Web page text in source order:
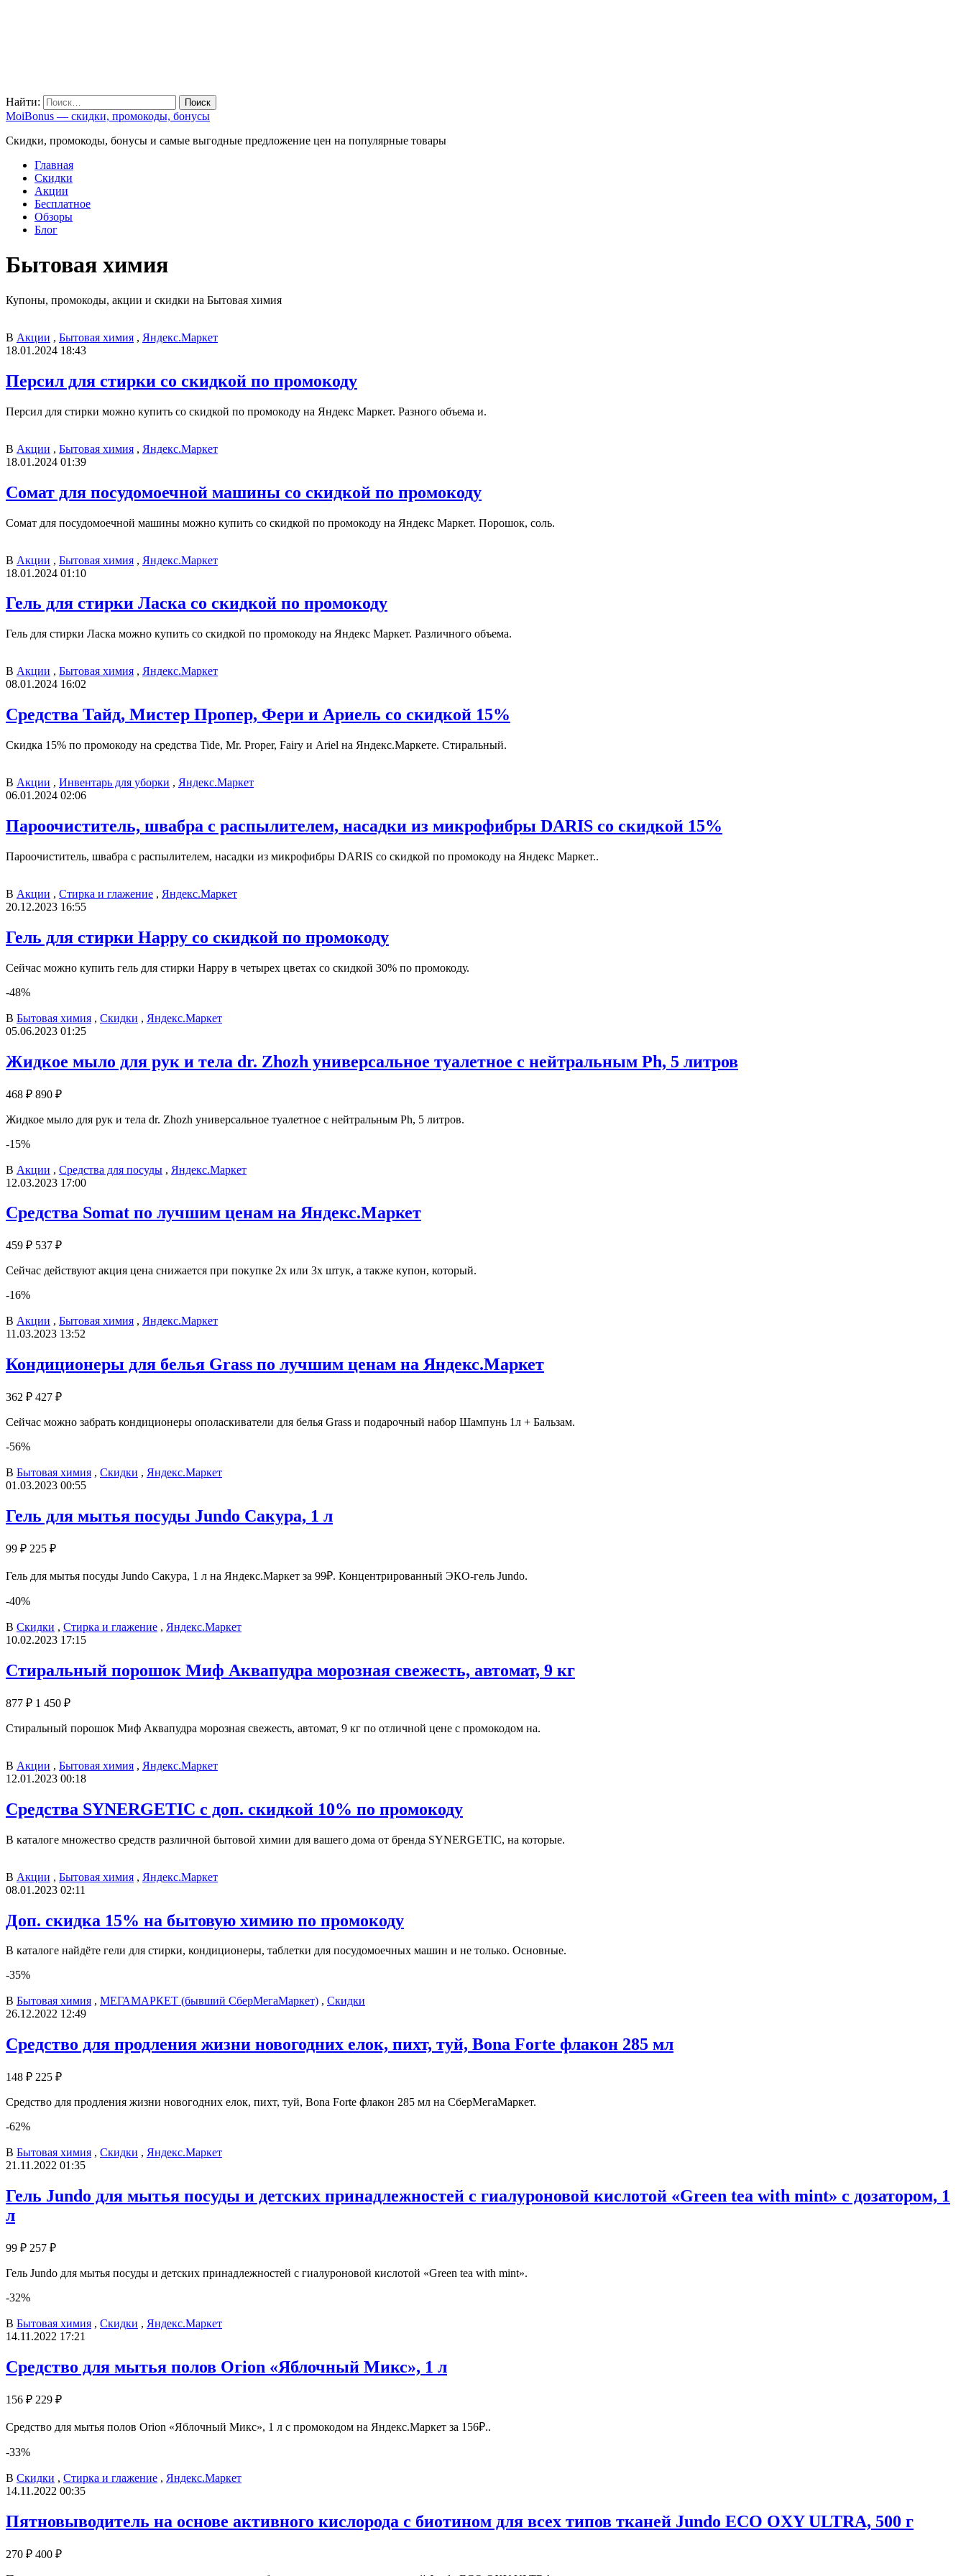
Найти:
MoiBonus — скидки, промокоды, бонусы
Скидки, промокоды, бонусы и самые выгодные предложение цен на популярные товары
Главная
Скидки
Акции
Бесплатное
Обзоры
Блог
Бытовая химия
Купоны, промокоды, акции и скидки на Бытовая химия
В Акции , Бытовая химия , Яндекс.Маркет
18.01.2024 18:43
Персил для стирки со скидкой по промокоду
Персил для стирки можно купить со скидкой по промокоду на Яндекс Маркет. Разного объема и.
В Акции , Бытовая химия , Яндекс.Маркет
18.01.2024 01:39
Сомат для посудомоечной машины со скидкой по промокоду
Сомат для посудомоечной машины можно купить со скидкой по промокоду на Яндекс Маркет. Порошок, соль.
В Акции , Бытовая химия , Яндекс.Маркет
18.01.2024 01:10
Гель для стирки Ласка со скидкой по промокоду
Гель для стирки Ласка можно купить со скидкой по промокоду на Яндекс Маркет. Различного объема.
В Акции , Бытовая химия , Яндекс.Маркет
08.01.2024 16:02
Средства Тайд, Мистер Пропер, Фери и Ариель со скидкой 15%
Скидка 15% по промокоду на средства Tide, Mr. Proper, Fairy и Ariel на Яндекс.Маркете. Стиральный.
В Акции , Инвентарь для уборки , Яндекс.Маркет
06.01.2024 02:06
Пароочиститель, швабра с распылителем, насадки из микрофибры DARIS со скидкой 15%
Пароочиститель, швабра с распылителем, насадки из микрофибры DARIS со скидкой по промокоду на Яндекс Маркет..
В Акции , Стирка и глажение , Яндекс.Маркет
20.12.2023 16:55
Гель для стирки Happy со скидкой по промокоду
Сейчас можно купить гель для стирки Happy в четырех цветах со скидкой 30% по промокоду.
-48%
В Бытовая химия , Скидки , Яндекс.Маркет
05.06.2023 01:25
Жидкое мыло для рук и тела dr. Zhozh универсальное туалетное с нейтральным Ph, 5 литров
468 ₽ 890 ₽
Жидкое мыло для рук и тела dr. Zhozh универсальное туалетное с нейтральным Ph, 5 литров.
-15%
В Акции , Средства для посуды , Яндекс.Маркет
12.03.2023 17:00
Средства Somat по лучшим ценам на Яндекс.Маркет
459 ₽ 537 ₽
Сейчас действуют акция цена снижается при покупке 2х или 3х штук, а также купон, который.
-16%
В Акции , Бытовая химия , Яндекс.Маркет
11.03.2023 13:52
Кондиционеры для белья Grass по лучшим ценам на Яндекс.Маркет
362 ₽ 427 ₽
Сейчас можно забрать кондиционеры ополаскиватели для белья Grass и подарочный набор Шампунь 1л + Бальзам.
-56%
В Бытовая химия , Скидки , Яндекс.Маркет
01.03.2023 00:55
Гель для мытья посуды Jundo Сакура, 1 л
99 ₽ 225 ₽
Гель для мытья посуды Jundo Сакура, 1 л на Яндекс.Маркет за 99₽. Концентрированный ЭКО-гель Jundo.
-40%
В Скидки , Стирка и глажение , Яндекс.Маркет
10.02.2023 17:15
Стиральный порошок Миф Аквапудра морозная свежесть, автомат, 9 кг
877 ₽ 1 450 ₽
Стиральный порошок Миф Аквапудра морозная свежесть, автомат, 9 кг по отличной цене с промокодом на.
В Акции , Бытовая химия , Яндекс.Маркет
12.01.2023 00:18
Средства SYNERGETIC с доп. скидкой 10% по промокоду
В каталоге множество средств различной бытовой химии для вашего дома от бренда SYNERGETIC, на которые.
В Акции , Бытовая химия , Яндекс.Маркет
08.01.2023 02:11
Доп. скидка 15% на бытовую химию по промокоду
В каталоге найдёте гели для стирки, кондиционеры, таблетки для посудомоечных машин и не только. Основные.
-35%
В Бытовая химия , МЕГАМАРКЕТ (бывший СберМегаМаркет) , Скидки
26.12.2022 12:49
Средство для продления жизни новогодних елок, пихт, туй, Bona Forte флакон 285 мл
148 ₽ 225 ₽
Средство для продления жизни новогодних елок, пихт, туй, Bona Forte флакон 285 мл на СберМегаМаркет.
-62%
В Бытовая химия , Скидки , Яндекс.Маркет
21.11.2022 01:35
Гель Jundo для мытья посуды и детских принадлежностей с гиалуроновой кислотой «Green tea with mint» с дозатором, 1
л
99 ₽ 257 ₽
Гель Jundo для мытья посуды и детских принадлежностей с гиалуроновой кислотой «Green tea with mint».
-32%
В Бытовая химия , Скидки , Яндекс.Маркет
14.11.2022 17:21
Средство для мытья полов Orion «Яблочный Микс», 1 л
156 ₽ 229 ₽
Средство для мытья полов Orion «Яблочный Микс», 1 л с промокодом на Яндекс.Маркет за 156₽..
-33%
В Скидки , Стирка и глажение , Яндекс.Маркет
14.11.2022 00:35
Пятновыводитель на основе активного кислорода с биотином для всех типов тканей Jundo ECO OXY ULTRA, 500 г
270 ₽ 400 ₽